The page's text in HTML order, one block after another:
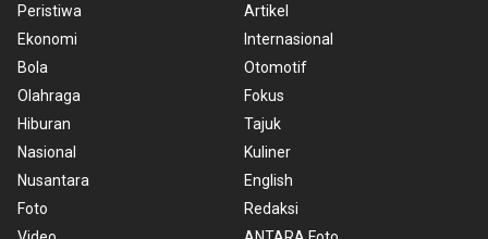
Peristiwa
Ekonomi
Bola
Olahraga
Hiburan
Nasional
Nusantara
Foto
Artikel
Internasional
Otomotif
Fokus
Tajuk
Kuliner
English
Redaksi